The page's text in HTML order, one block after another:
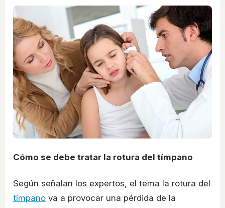
Cómo se debe tratar la rotura del tímpano
Según señalan los expertos, el tema la rotura del
tímpano va a provocar una pérdida de la